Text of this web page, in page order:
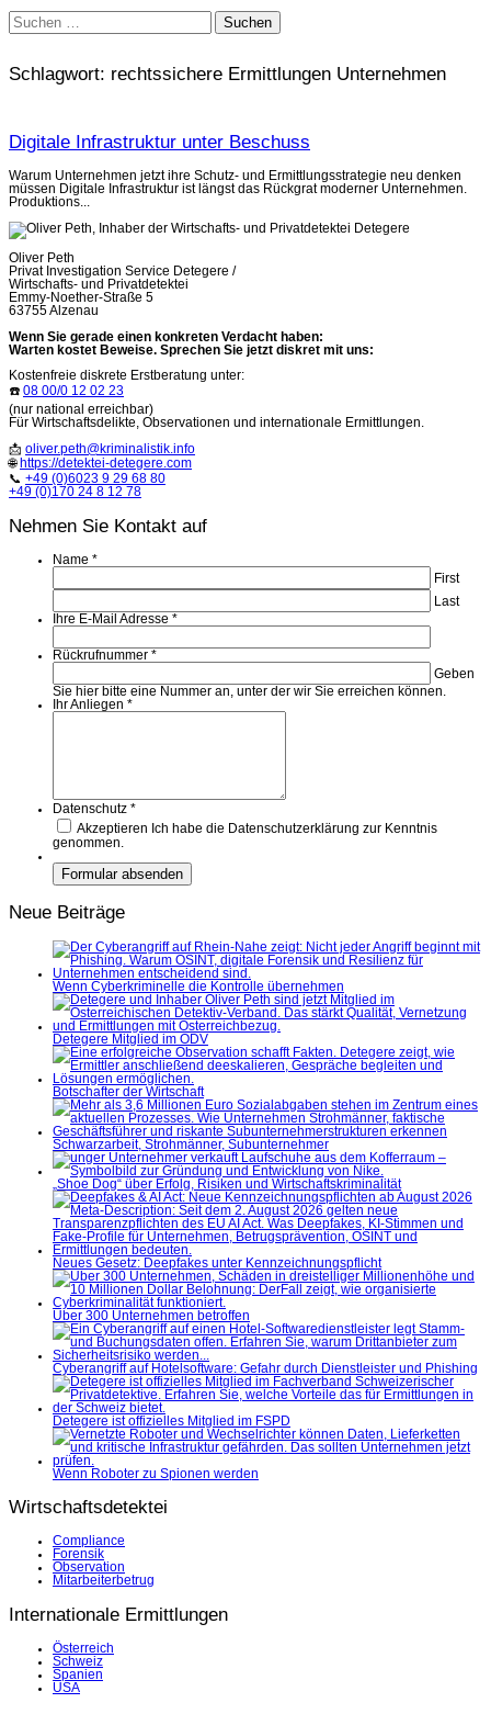
Suchen
nach:
Schlagwort: rechtssichere Ermittlungen Unternehmen
Digitale Infrastruktur unter Beschuss
Warum Unternehmen jetzt ihre Schutz- und Ermittlungsstrategie neu denken
müssen Digitale Infrastruktur ist längst das Rückgrat moderner Unternehmen.
Produktions...
Oliver Peth
Privat Investigation Service Detegere /
Wirtschafts- und Privatdetektei
Emmy-Noether-Straße 5
63755 Alzenau
Wenn Sie gerade einen konkreten Verdacht haben:
Warten kostet Beweise. Sprechen Sie jetzt diskret mit uns:
Kostenfreie diskrete Erstberatung unter:
☎️ 08 00/0 12 02 23
(nur national erreichbar)
Für Wirtschaftsdelikte, Observationen und internationale Ermittlungen.
📩 oliver.peth@kriminalistik.info
🌐 https://detektei-detegere.com
📞 +49 (0)6023 9 29 68 80
+49 (0)170 24 8 12 78
Nehmen Sie Kontakt auf
Name *
First
Last
Ihre E-Mail Adresse *
Rückrufnummer *
Geben
Sie hier bitte eine Nummer an, unter der wir Sie erreichen können.
Ihr Anliegen *
Datenschutz *
Akzeptieren Ich habe die Datenschutzerklärung zur Kenntnis
genommen.
Neue Beiträge
Wenn Cyberkriminelle die Kontrolle übernehmen
Detegere Mitglied im ÖDV
Botschafter der Wirtschaft
Schwarzarbeit, Strohmänner, Subunternehmer
„Shoe Dog“ über Erfolg, Risiken und Wirtschaftskriminalität
Neues Gesetz: Deepfakes unter Kennzeichnungspflicht
Über 300 Unternehmen betroffen
Cyberangriff auf Hotelsoftware: Gefahr durch Dienstleister und Phishing
Detegere ist offizielles Mitglied im FSPD
Wenn Roboter zu Spionen werden
Wirtschaftsdetektei
Compliance
Forensik
Observation
Mitarbeiterbetrug
Internationale Ermittlungen
Österreich
Schweiz
Spanien
USA